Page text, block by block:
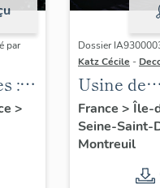
par
: le
>
Dossier
Katz Cécile -
Usine de
puis
France > Île-
Seine-Saint-
Montreuil